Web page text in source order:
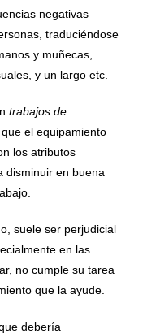
negativas
traduciéndose
y muñecas,
y un largo etc.
trabajos de
el equipamiento
los atributos
disminuir en buena
suele ser perjudicial
en las
no cumple su tarea
que la ayude.
debería